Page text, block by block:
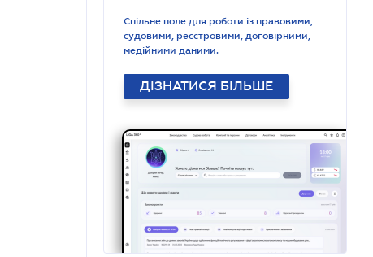
Спільне поле для роботи із правовими,
судовими, реєстровими, договірними,
медійними даними.
ДІЗНАТИСЯ БІЛЬШЕ